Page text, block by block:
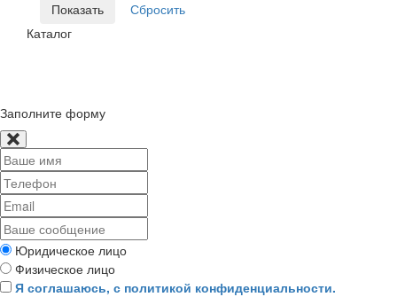
Каталог
Заполните форму
Юридическое лицо
Физическое лицо
Я соглашаюсь, с политикой конфиденциальности.